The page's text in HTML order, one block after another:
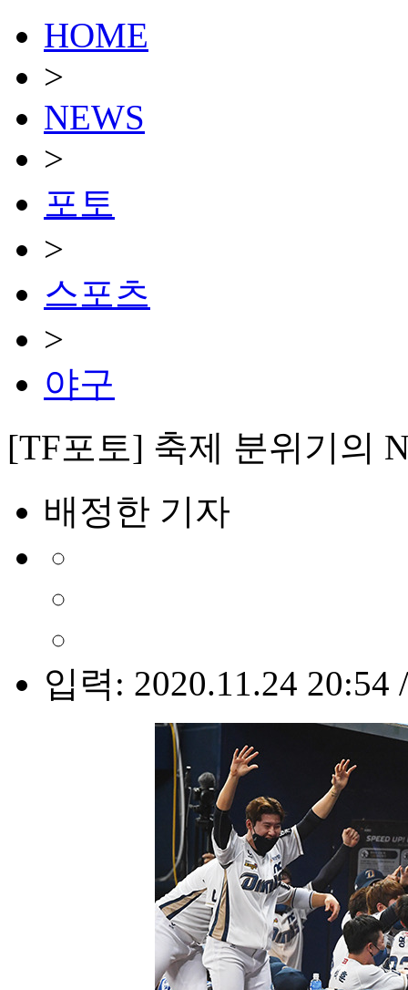
HOME
>
NEWS
>
포토
>
스포츠
>
야구
[TF포토] 축제 분위기의
배정한 기자
입력: 2020.11.24 20:54